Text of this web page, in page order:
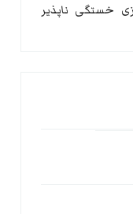
خستگی ناپذیر